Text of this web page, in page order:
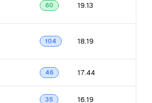
60 19.13
104 18.19
46 17.44
35 16.19